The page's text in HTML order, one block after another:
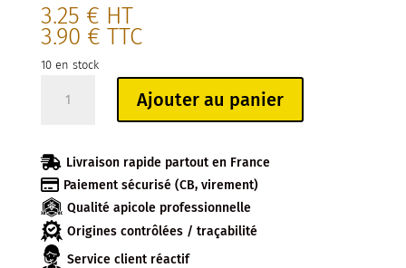
3.25 € HT
3.90 € TTC
10 en stock
GELEE
ROYALE
(sachet
de
100)
Ajouter au panier
 Livraison rapide partout en France
 Paiement sécurisé (CB, virement)
Qualité apicole professionnelle
Origines contrôlées / traçabilité
Service client réactif